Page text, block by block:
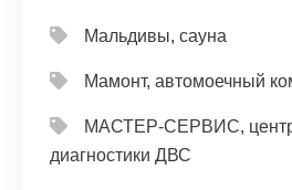
Мальдивы, сауна
Мамонт, автомоечный
МАСТЕР-СЕРВИС, центр
диагностики ДВС